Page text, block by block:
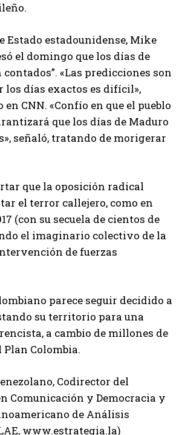
Estado estadounidense, Mike
el domingo que los días de
«Las predicciones son
los días exactos es difícil»,
en CNN. «Confío en que el pueblo
que los días de Maduro
señaló, tratando de morigerar
que la oposición radical
el terror callejero, como en
(con su secuela de cientos de
el imaginario colectivo de la
de fuerzas
parece seguir decidido a
su territorio para una
a cambio de millones de
Colombia.
Codirector del
Comunicación y Democracia y
de Análisis
www.estrategia.la)